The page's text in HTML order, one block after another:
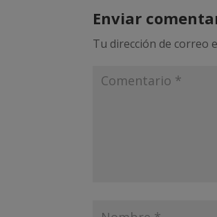
Enviar
Tu dirección de correo